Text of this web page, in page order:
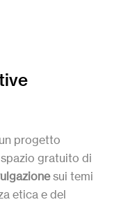
business ad
misura belli da
progetto
spazio gratuito di
sui temi
etica e del